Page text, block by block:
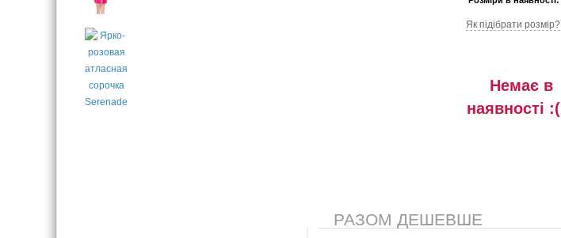
Як підібрати розмір?
Немає в
наявностi :(
РАЗОМ ДЕШЕВШЕ